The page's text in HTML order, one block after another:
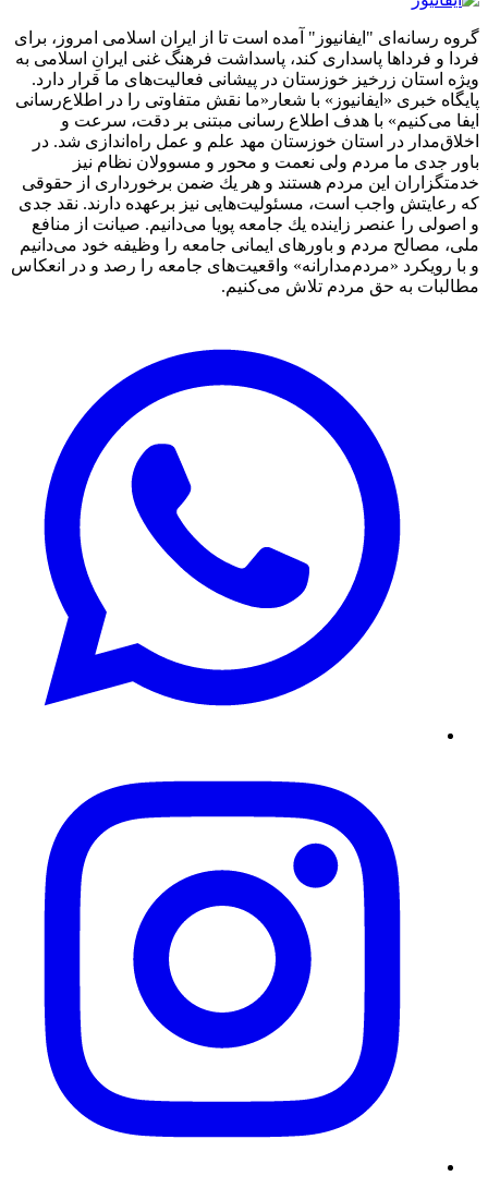
گروه رسانه‌ای "ایفانیوز" آمده است تا از ایران اسلامی امروز، برای
فردا و فرداها پاسداری کند، پاسداشت فرهنگ غنی ایرانِ اسلامی به
ویژه استان زرخیز خوزستان در پیشانی فعالیت‌های ما قرار دارد.
پایگاه خبری «ایفانیوز» با شعار«ما نقش متفاوتی را در اطلاع‌رسانی
ایفا می‌کنیم» با هدف اطلاع رسانی مبتنی بر دقت، سرعت و
اخلاق‌مدار در استان خوزستان مهد علم و عمل راه‌اندازی شد. در
باور جدی ما مردم ولی نعمت و محور و مسوولان نظام نیز
خدمتگزاران این مردم هستند و هر یك ضمن برخورداری از حقوقی
كه رعایتش واجب است، مسئولیت‌هایی نیز برعهده دارند. نقد جدی
و اصولی را عنصر زاینده یك جامعه پویا می‌دانیم. صیانت از منافع
ملی، مصالح مردم و باورهای ایمانی جامعه را وظیفه خود می‌دانیم
و با رویكرد «مردم‌مدارانه‌» واقعیت‌های جامعه را رصد و در انعکاس
مطالبات به حق مردم تلاش می‌كنیم.